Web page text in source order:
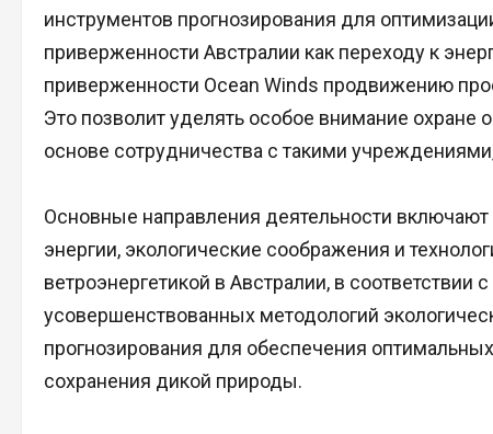
инструментов прогнозирования для
приверженности Австралии как переходу к
приверженности Ocean Winds продвижению
Это позволит уделять особое внимание
основе сотрудничества с такими
Основные направления деятельности
энергии, экологические соображения и
ветроэнергетикой в Австралии, в
усовершенствованных методологий
прогнозирования для обеспечения
сохранения дикой природы.